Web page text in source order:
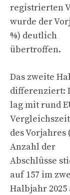
registrierten
wurde der
%) deutlich
übertroffen.
Das zweite
differenziert:
lag mit rund
des Vorjahres
Anzahl der
Abschlüsse
auf 157 im
Halbjahr